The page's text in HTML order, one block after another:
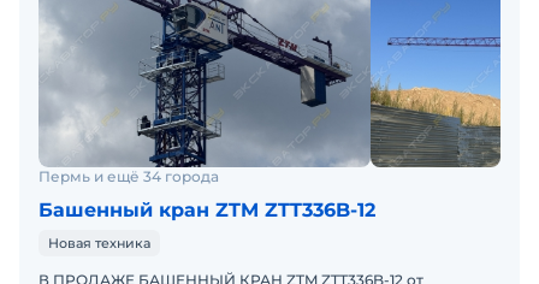
Пермь и ещё 34 города
Башенный кран ZTM ZTT336B-12
Новая техника
В ПРОДАЖЕ БАШЕННЫЙ КРАН ZTM ZTT336B-12 от